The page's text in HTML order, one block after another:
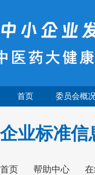
首页 委员会概
企业标准信
首页 帮助中心